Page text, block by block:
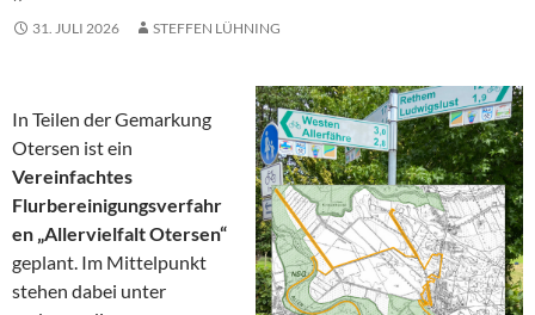
31. JULI 2026 STEFFEN LÜHNING
In Teilen der Gemarkung
Otersen ist ein
Vereinfachtes
Flurbereinigungsverfahr
en „Allervielfalt Otersen“
geplant. Im Mittelpunkt
stehen dabei unter